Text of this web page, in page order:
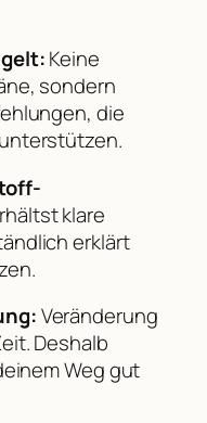
Keine
sondern
die
klare
erklärt
Veränderung
Deshalb
Weg gut